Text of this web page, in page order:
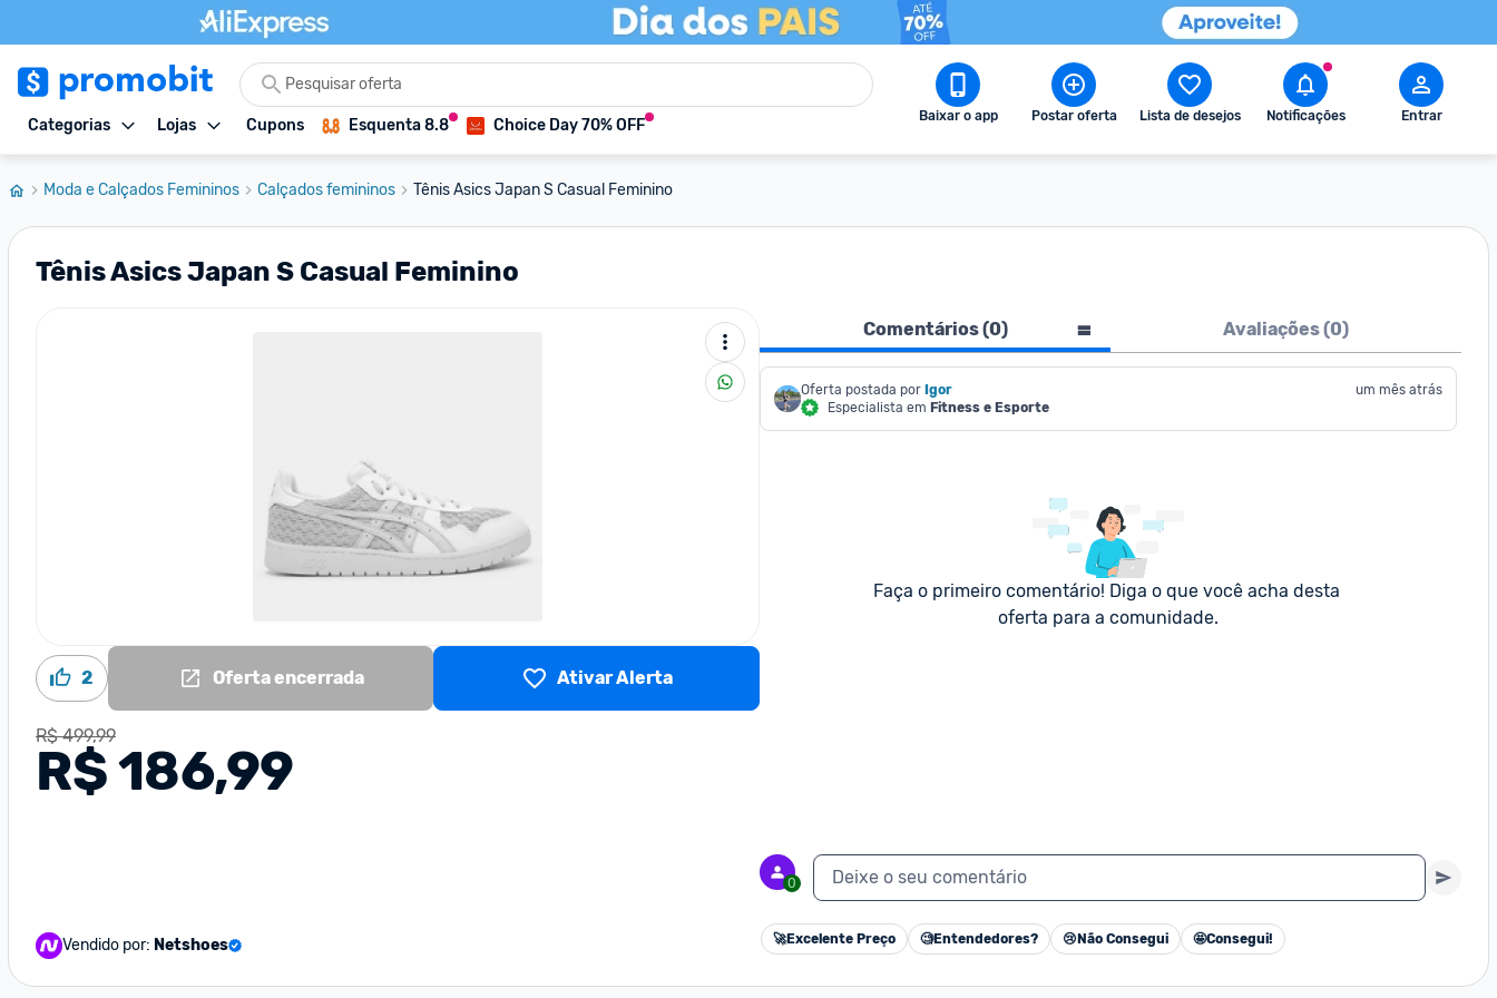
Categorias Lojas Cupons Esquenta 8.8 Choice Day 70% OFF Baixar o app Postar oferta Lista de desejos Notificações Entrar
Moda e Calçados Femininos Calçados femininos Tênis Asics Japan S Casual Feminino
Tênis Asics Japan S Casual Feminino
2 Oferta encerrada Ativar Alerta
R$ 499,99
R$ 186,99
Vendido por: Netshoes
Comentários (0) Avaliações (0)
Oferta postada por Igor
Especialista em Fitness e Esporte
um mês atrás
Faça o primeiro comentário! Diga o que você acha desta
oferta para a comunidade.
0 Deixe o seu comentário
🚀Excelente Preço 🧐Entendedores? 😢 Não Consegui 🤩Consegui!